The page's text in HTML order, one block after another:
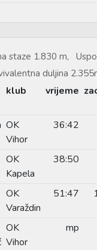
staze 1.830 m,
duljina
klub vrijeme
OK
Vihor
36:42
OK
Kapela
38:50
OK
Varaždin
51:47
OK
Vihor
mp